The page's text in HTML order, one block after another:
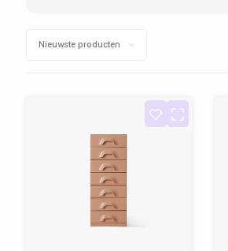
Nieuwste producten